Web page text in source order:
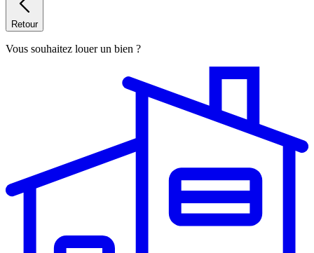
Retour
Vous souhaitez louer un bien ?